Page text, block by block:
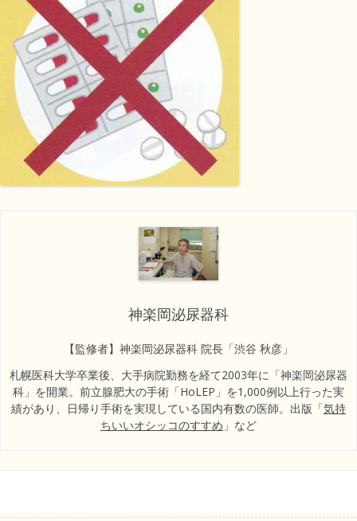
神楽岡泌尿器科
【監修者】神楽岡泌尿器科 院長「渋谷 秋彦」
札幌医科大学卒業後、大手病院勤務を経て2003年に「神楽岡泌尿器
科」を開業。前立腺肥大の手術「HoLEP」を1,000例以上行った実
績があり、日帰り手術を実現している国内有数の医師。出版「気持
ちいいオシッコのすすめ 」など